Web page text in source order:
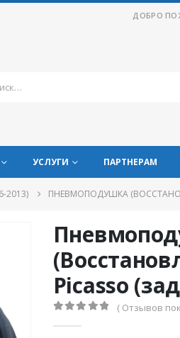
ДОБРО
УСЛУГИ ПАРТНЕРАМ
2013) ПНЕВМОПОДУШКА
Picasso
( Отзывов